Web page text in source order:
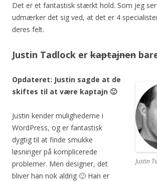
Det er et fantastisk stærkt hold. Som jeg
udmærker det sig ved, at det er 4
deres felt.
Justin Tadlock er kaptajnen
Justin
Opdateret: Justin sagde at de
skiftes til at være kaptajn 🙂
Justin kender mulighederne i
WordPress, og er fantastisk
dygtig til at finde smukke
løsninger på komplicerede
problemer. Men designer, det
bliver han nok aldrig 🙂 Han er